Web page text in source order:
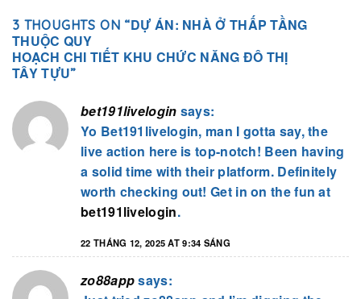
3 THOUGHTS ON “DỰ ÁN: NHÀ Ở THẤP TẦNG
THUỘC QUY
HOẠCH CHI TIẾT KHU CHỨC NĂNG ĐÔ THỊ
TÂY TỰU”
bet191livelogin says:
Yo Bet191livelogin, man I gotta say, the
live action here is top-notch! Been having
a solid time with their platform. Definitely
worth checking out! Get in on the fun at
bet191livelogin.
22 THÁNG 12, 2025 AT 9:34 SÁNG
zo88appsays: